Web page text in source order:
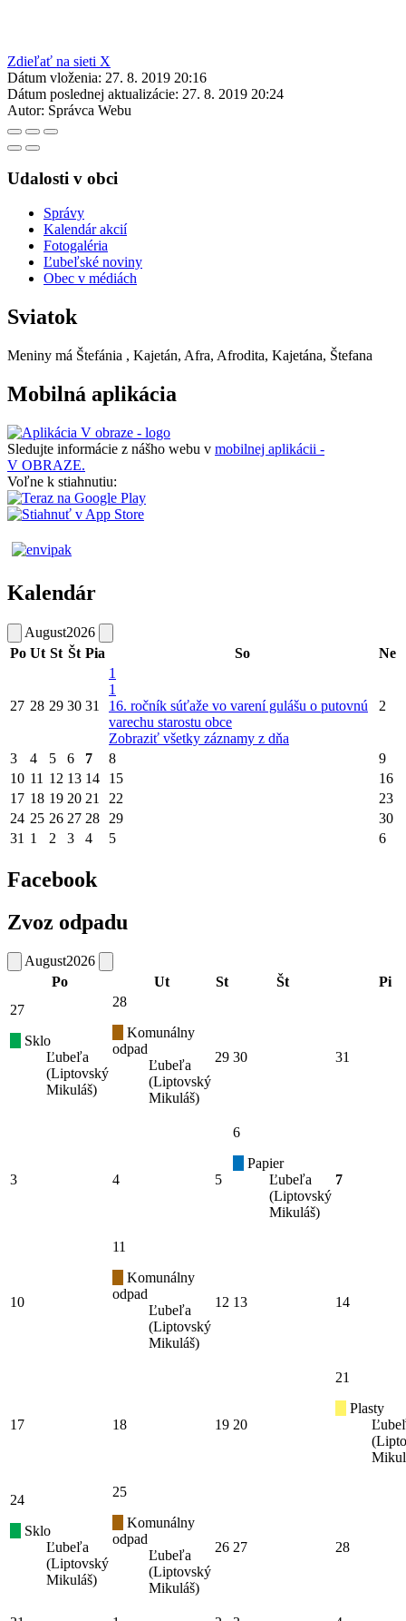
Zdieľať na sieti X
Dátum vloženia: 27. 8. 2019 20:16
Dátum poslednej aktualizácie: 27. 8. 2019 20:24
Autor: Správca Webu
Udalosti v obci
Správy
Kalendár akcií
Fotogaléria
Ľubeľské noviny
Obec v médiách
Sviatok
Meniny má Štefánia , Kajetán, Afra, Afrodita, Kajetána, Štefana
Mobilná aplikácia
Sledujte informácie z nášho webu v mobilnej aplikácii -
V OBRAZE.
Voľne k stiahnutiu:
Kalendár
August2026
Po Ut St Št Pia So Ne
27 28 29 30 31
1
1
16. ročník súťaže vo varení gulášu o putovnú
varechu starostu obce
Zobraziť všetky záznamy z dňa
2
3 4 5 6 7 8
9
10 11 12 13 14 15
16
17 18 19 20 21 22
23
24 25 26 27 28 29
30
31 1 2 3 4 5 6
Facebook
Zvoz odpadu
August2026
Po
Ut St Št
Pi
27
Sklo
Ľubeľa
(Liptovský
Mikuláš)
28
Komunálny
odpad
Ľubeľa
(Liptovský
Mikuláš)
29 30 31
3 4 5
6
Papier
Ľubeľa
(Liptovský
Mikuláš)
7
10
11
Komunálny
odpad
Ľubeľa
(Liptovský
Mikuláš)
12 13 14
17 18 19 20
21
Plasty
24
Sklo
Ľubeľa
(Liptovský
Mikuláš)
25
Komunálny
odpad
Ľubeľa
(Liptovský
Mikuláš)
26 27 28